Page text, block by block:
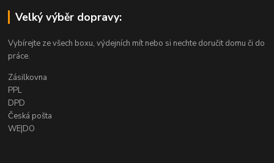
Velký výběr dopravy:
Vybírejte ze všech boxu, výdejních mít nebo si nechte doručit domu či do
práce.
Zásilkovna
PPL
DPD
Česká pošta
WE|DO